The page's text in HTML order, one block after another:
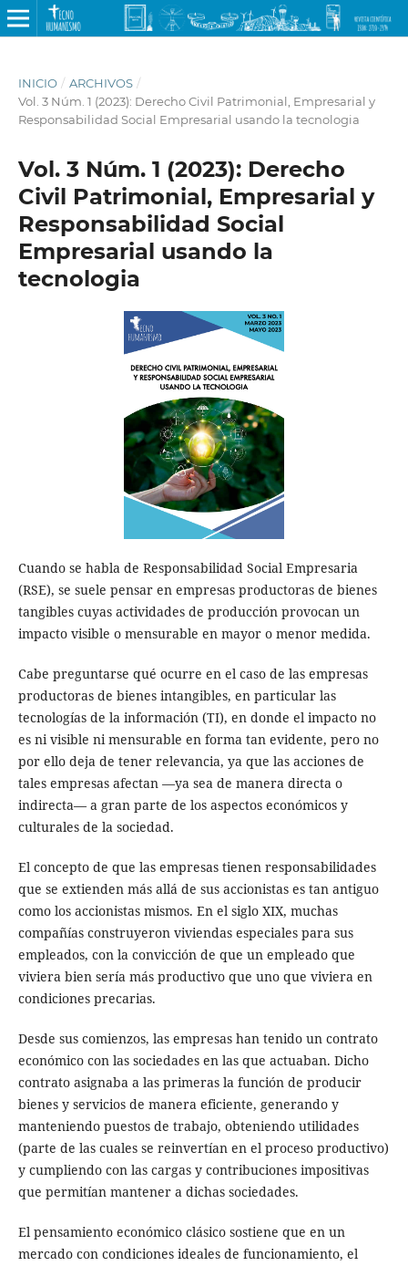
INICIO / ARCHIVOS /
Vol. 3 Núm. 1 (2023): Derecho Civil Patrimonial, Empresarial y
Responsabilidad Social Empresarial usando la tecnologia
Vol. 3 Núm. 1 (2023): Derecho
Civil Patrimonial, Empresarial y
Responsabilidad Social
Empresarial usando la
tecnologia
Cuando se habla de Responsabilidad Social Empresaria
(RSE), se suele pensar en empresas productoras de bienes
tangibles cuyas actividades de producción provocan un
impacto visible o mensurable en mayor o menor medida.
Cabe preguntarse qué ocurre en el caso de las empresas
productoras de bienes intangibles, en particular las
tecnologías de la información (TI), en donde el impacto no
es ni visible ni mensurable en forma tan evidente, pero no
por ello deja de tener relevancia, ya que las acciones de
tales empresas afectan —ya sea de manera directa o
indirecta— a gran parte de los aspectos económicos y
culturales de la sociedad.
El concepto de que las empresas tienen responsabilidades
que se extienden más allá de sus accionistas es tan antiguo
como los accionistas mismos. En el siglo XIX, muchas
compañías construyeron viviendas especiales para sus
empleados, con la convicción de que un empleado que
viviera bien sería más productivo que uno que viviera en
condiciones precarias.
Desde sus comienzos, las empresas han tenido un contrato
económico con las sociedades en las que actuaban. Dicho
contrato asignaba a las primeras la función de producir
bienes y servicios de manera eficiente, generando y
manteniendo puestos de trabajo, obteniendo utilidades
(parte de las cuales se reinvertían en el proceso productivo)
y cumpliendo con las cargas y contribuciones impositivas
que permitían mantener a dichas sociedades.
El pensamiento económico clásico sostiene que en un
mercado con condiciones ideales de funcionamiento, el